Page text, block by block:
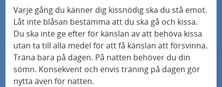
Varje gång du känner dig kissnödig ska du stå emot.
Låt inte blåsan bestämma att du ska gå och kissa.
Du ska inte ge efter för känslan av att behöva kissa
utan ta till alla medel för att få känslan att försvinna.
Träna bara på dagen. På natten behöver du din
sömn. Konsekvent och envis träning på dagen gör
nytta även för natten.